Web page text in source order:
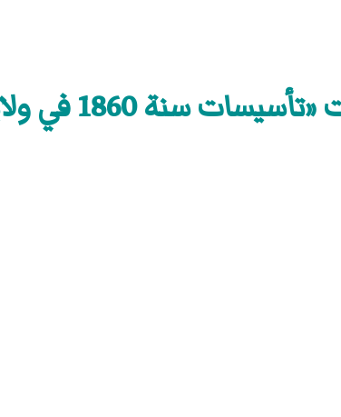
سنة 1860 في ولاية نيويورك»